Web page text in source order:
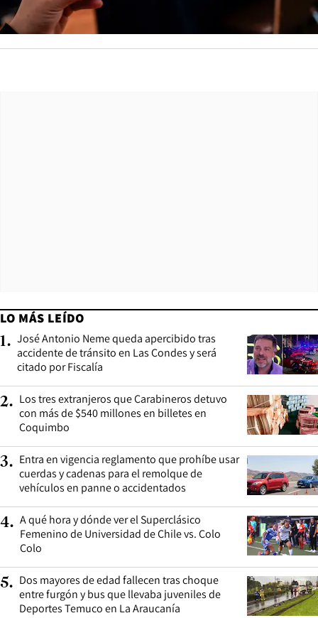
LO MÁS LEÍDO
1. José Antonio Neme queda apercibido tras
accidente de tránsito en Las Condes y será
citado por Fiscalía
2. Los tres extranjeros que Carabineros detuvo
con más de $540 millones en billetes en
Coquimbo
3. Entra en vigencia reglamento que prohíbe usar
cuerdas y cadenas para el remolque de
vehículos en panne o accidentados
4. A qué hora y dónde ver el Superclásico
Femenino de Universidad de Chile vs. Colo
Colo
5. Dos mayores de edad fallecen tras choque
entre furgón y bus que llevaba juveniles de
Deportes Temuco en La Araucanía